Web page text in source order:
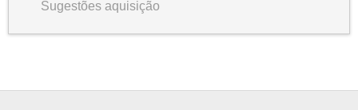
Sugestões aquisição